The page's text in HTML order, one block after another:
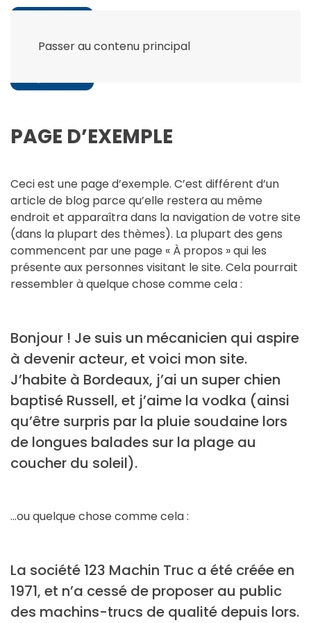
Passer au contenu principal
PAGE D’EXEMPLE
Ceci est une page d’exemple. C’est différent d’un
article de blog parce qu’elle restera au même
endroit et apparaîtra dans la navigation de votre site
(dans la plupart des thèmes). La plupart des gens
commencent par une page « À propos » qui les
présente aux personnes visitant le site. Cela pourrait
ressembler à quelque chose comme cela :
Bonjour ! Je suis un mécanicien qui aspire
à devenir acteur, et voici mon site.
J’habite à Bordeaux, j’ai un super chien
baptisé Russell, et j’aime la vodka (ainsi
qu’être surpris par la pluie soudaine lors
de longues balades sur la plage au
coucher du soleil).
…ou quelque chose comme cela :
La société 123 Machin Truc a été créée en
1971, et n’a cessé de proposer au public
des machins-trucs de qualité depuis lors.